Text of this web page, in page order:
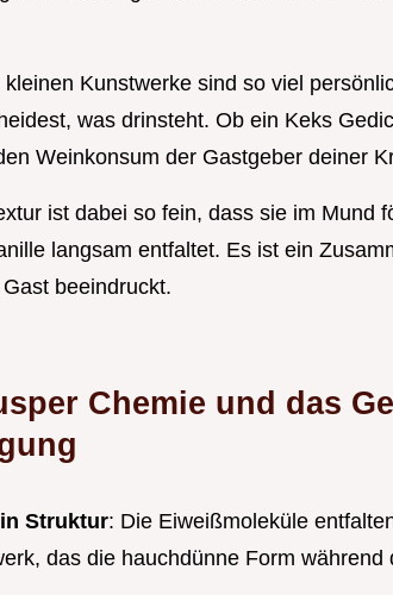
kleinen Kunstwerke sind so viel
was drinsteht. Ob ein Keks
Weinkonsum der Gastgeber deiner
ist dabei so fein, dass sie im Mund
langsam entfaltet. Es ist ein
beeindruckt.
Chemie und das
Struktur: Die Eiweißmoleküle
das die hauchdünne Form